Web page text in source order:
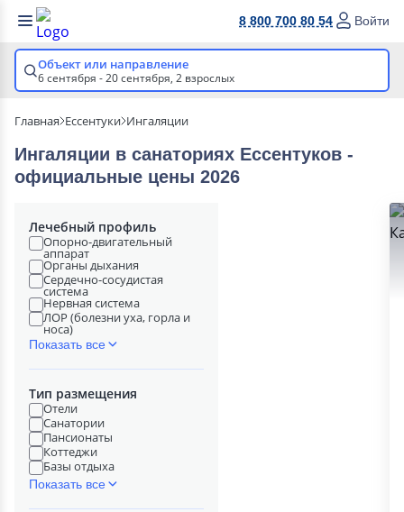
8 800 700 80 54 Войти
Объект или направление
6 сентября - 20 сентября, 2 взрослых
Главная Ессентуки Ингаляции
Ингаляции в cанаториях Ессентуков -
официальные цены 2026
Лечебный профиль
Опорно-двигательный
аппарат
Органы дыхания
Сердечно-сосудистая
система
Нервная система
ЛОР (болезни уха, горла и
носа)
Показать все
Тип размещения
Отели
Санатории
Пансионаты
Коттеджи
Базы отдыха
Показать все